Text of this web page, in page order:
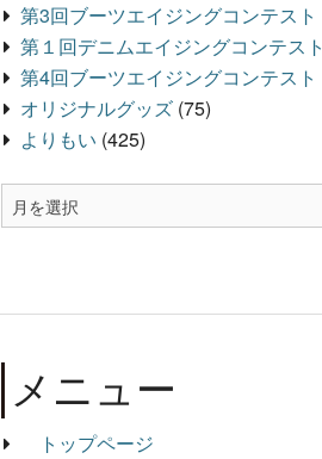
第3回ブーツエイジングコンテスト
第１回デニムエイジングコンテスト
第4回ブーツエイジングコンテスト
オリジナルグッズ (75)
よりもい (425)
メニュー
トップページ